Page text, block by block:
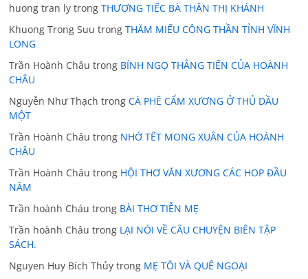
huong tran ly trongTHƯƠNG TIẾC BÀ THÂN THỊ KHÁNH
Khuong Trong Suu trongTHĂM MIẾU CÔNG THẦN TỈNH VĨNH
LONG
Trần Hoành Châu trong BÍNH NGỌ THẲNG TIẾN CỦA HOÀNH
CHÂU
Nguyễn Như Thạch trongCÀ PHÊ CẨM XƯƠNG Ở THỦ DẦU
MỘT
Trần Hoành Châu trong NHỚ TẾT MONG XUÂN CỦA HOÀNH
CHÂU
Trần Hoành Châu trong HỘI THƠ VĂN XƯƠNG CÁC HOP ĐẦU
NĂM
Trần hoành Cháu trong BÀI THƠ TIỄN MẸ
Trần hoành Châu trong LẠI NÓI VỀ CÂU CHUYỆN BIÊN TẬP
SÁCH.
Nguyen Huy Bích Thủy trong MẸ TÔI VÀ QUÊ NGOẠI